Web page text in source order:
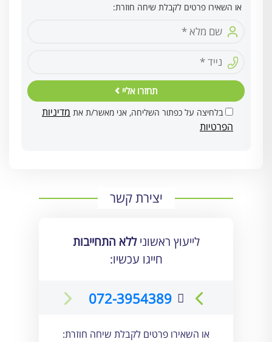
או השאירו פרטים לקבלת שיחה חוזרת:
תחזרו אליי
בלחיצה על כפתור השליחה, אני מאשר/ת את מדיניות
הפרטיות
יצירת קשר
לייעוץ ראשוניללא התחייבות
חייגו עכשיו:
072-3954389
או השאירו פרטים לקבלת שיחה חוזרת: